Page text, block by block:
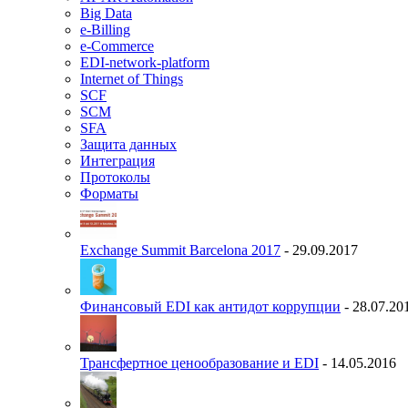
Big Data
e-Billing
e-Commerce
EDI-network-platform
Internet of Things
SCF
SCM
SFA
Защита данных
Интеграция
Протоколы
Форматы
Exchange Summit Barcelona 2017 - 29.09.2017
Финансовый EDI как антидот коррупции -
Трансфертное ценообразование и EDI - 14.05.2016